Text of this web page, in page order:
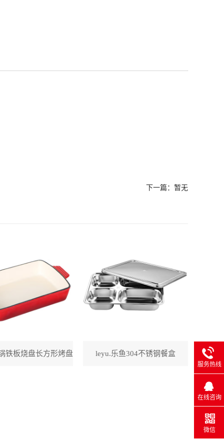
下一篇：暂无
铁板烧盘长方形烤盘 leyu.乐鱼304不锈钢餐盒
服务热线
在线咨询
微信